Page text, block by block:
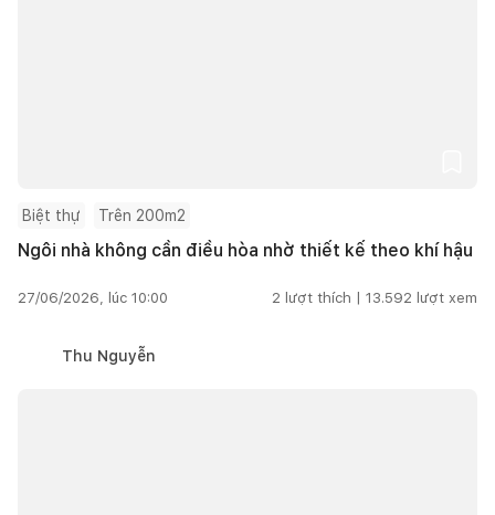
Biệt thự Trên 200m2
Ngôi nhà không cần điều hòa nhờ thiết kế theo khí hậu
27/06/2026, lúc 10:00 2 lượt thích | 13.592 lượt xem
Thu Nguyễn